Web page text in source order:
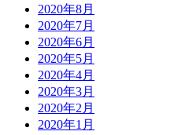
2020年8月
2020年7月
2020年6月
2020年5月
2020年4月
2020年3月
2020年2月
2020年1月